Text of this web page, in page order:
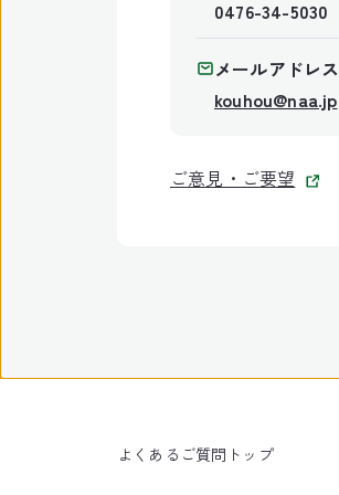
0476-34-5030
メールアドレス
kouhou@naa.jp
ご意見・ご要望
よくあるご質問トップ